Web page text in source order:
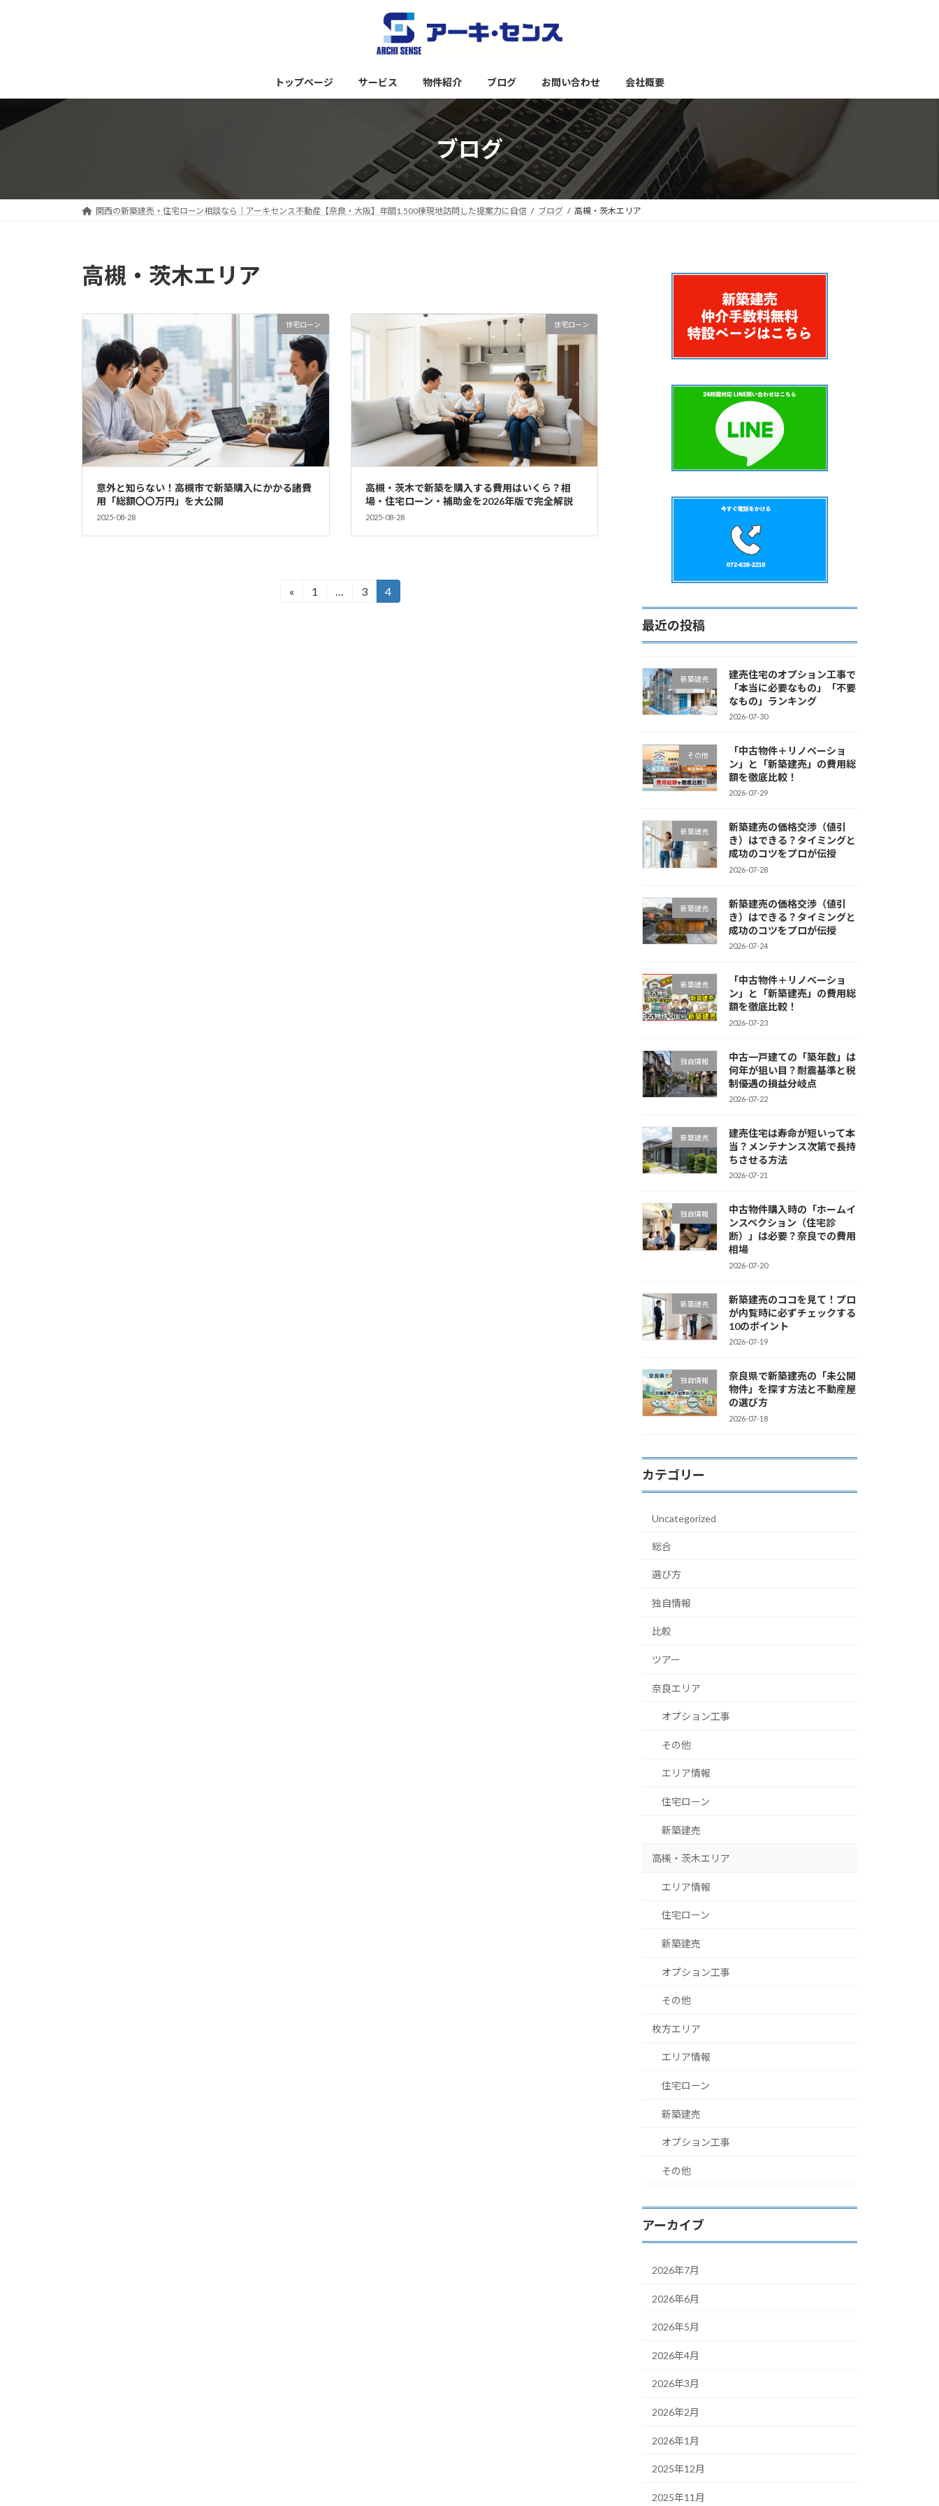
キ
に
トップページ サービス 物件紹介 ブログ お問い合わせ 会社概要
ブログ
関西の新築建売・住宅ローン相談なら｜アーキセンス不動産【奈良・大阪】年間1,500棟現地訪問した提案力に自信 ブログ 高槻・茨木エリア
高槻・茨木エリア
住宅ローン
意外と知らない！高槻市で新築購入にかかる諸費
用「総額〇〇万円」を大公開
2025-08-28
住宅ローン
高槻・茨木で新築を購入する費用はいくら？相
場・住宅ローン・補助金を2026年版で完全解説
2025-08-28
«
固
1
固
3
固
4
最近の投稿
新築建売
建売住宅のオプション工事で
「本当に必要なもの」「不要
なもの」ランキング
2026-07-30
その他
「中古物件＋リノベーショ
ン」と「新築建売」の費用総
額を徹底比較！
2026-07-29
新築建売
新築建売の価格交渉（値引
き）はできる？タイミングと
成功のコツをプロが伝授
2026-07-28
新築建売
新築建売の価格交渉（値引
き）はできる？タイミングと
成功のコツをプロが伝授
2026-07-24
新築建売
「中古物件＋リノベーショ
ン」と「新築建売」の費用総
額を徹底比較！
2026-07-23
独自情報
中古一戸建ての「築年数」は
何年が狙い目？耐震基準と税
制優遇の損益分岐点
2026-07-22
新築建売
建売住宅は寿命が短いって本
当？メンテナンス次第で長持
ちさせる方法
2026-07-21
独自情報
中古物件購入時の「ホームイ
ンスペクション（住宅診
断）」は必要？奈良での費用
相場
2026-07-20
新築建売
新築建売のココを見て！プロ
が内覧時に必ずチェックする
10のポイント
2026-07-19
独自情報
奈良県で新築建売の「未公開
物件」を探す方法と不動産屋
の選び方
2026-07-18
カテゴリー
Uncategorized
総合
選び方
独自情報
比較
ツアー
奈良エリア
オプション工事
その他
エリア情報
住宅ローン
新築建売
高槻・茨木エリア
エリア情報
住宅ローン
新築建売
オプション工事
その他
枚方エリア
エリア情報
住宅ローン
新築建売
オプション工事
その他
アーカイブ
2026年7月
2026年6月
2026年5月
2026年4月
2026年3月
2026年2月
2026年1月
2025年12月
2025年11月